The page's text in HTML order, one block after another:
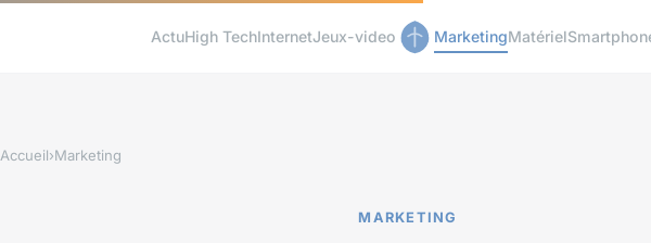
ActuHigh TechInternetJeux-video MarketingMatériel
Accueil›Marketing
MARKETING